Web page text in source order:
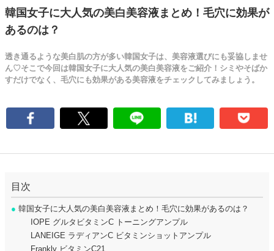
韓国女子に大人気の美白美容液まとめ！毛穴に効果が
あるのは？
透き通るような美白肌の方が多い韓国女子は、美容液選びにも妥協しませ
ん♡そこで今回は韓国女子に大人気の美白美容液をご紹介！シミやそばか
すだけでなく、毛穴にも効果がある美容液をチェックしてみましょう。
目次
● 韓国女子に大人気の美白美容液まとめ！毛穴に効果があるのは？
IOPE グルタビタミンC トーニングアンプル
LANEIGE ラディアンC ビタミンショットアンプル
Frankly ビタミンC21